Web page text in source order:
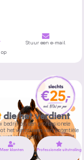
Stuur een e-mail
die het verdient
bedrijf op een professionele
het vertrouwen van potentiële
wat jouw bedrijf uniek maakt.
Meer klanten Professionele uitstraling